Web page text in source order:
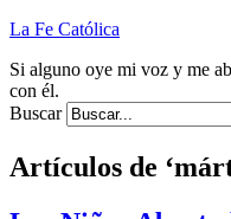
La Fe Católica
Si alguno oye mi voz y me
con él.
Buscar
Artículos de